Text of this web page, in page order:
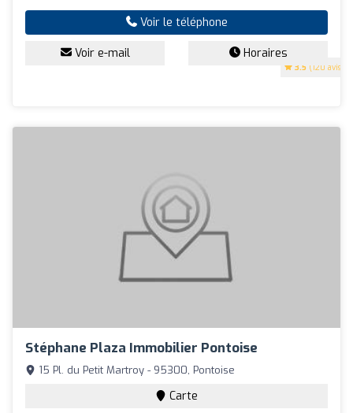
3.5 (120 avis)
Voir le téléphone
Voir e-mail Horaires
Stéphane Plaza Immobilier Pontoise
15 Pl. du Petit Martroy - 95300, Pontoise
Carte